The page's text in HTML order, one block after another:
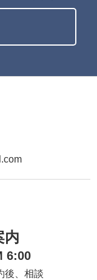
内
6:00
後、相談